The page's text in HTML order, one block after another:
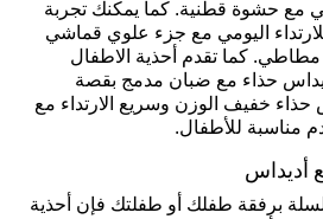
مع حشوة قطنية. كما يمكنك تجربة
اليومي مع جزء علوي قماشي
كما تقدم أحذية الاطفال
من أديداس حذاء مع ضبان مدمج بقصة
حذاء خفيف الوزن وسريع الارتداء مع
مناسبة للأطفال.
أديداس
برفقة طفلك أو طفلتك فإن أحذية